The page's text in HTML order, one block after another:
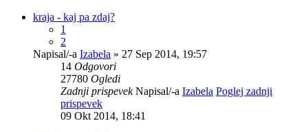
kraja - kaj pa zdaj?
1
2
Napisal/-a Izabela » 27 Sep 2014, 19:57
14 Odgovori
27780 Ogledi
Zadnji prispevekNapisal/-a Izabela Poglej zadnji
prispevek
09 Okt 2014, 18:41